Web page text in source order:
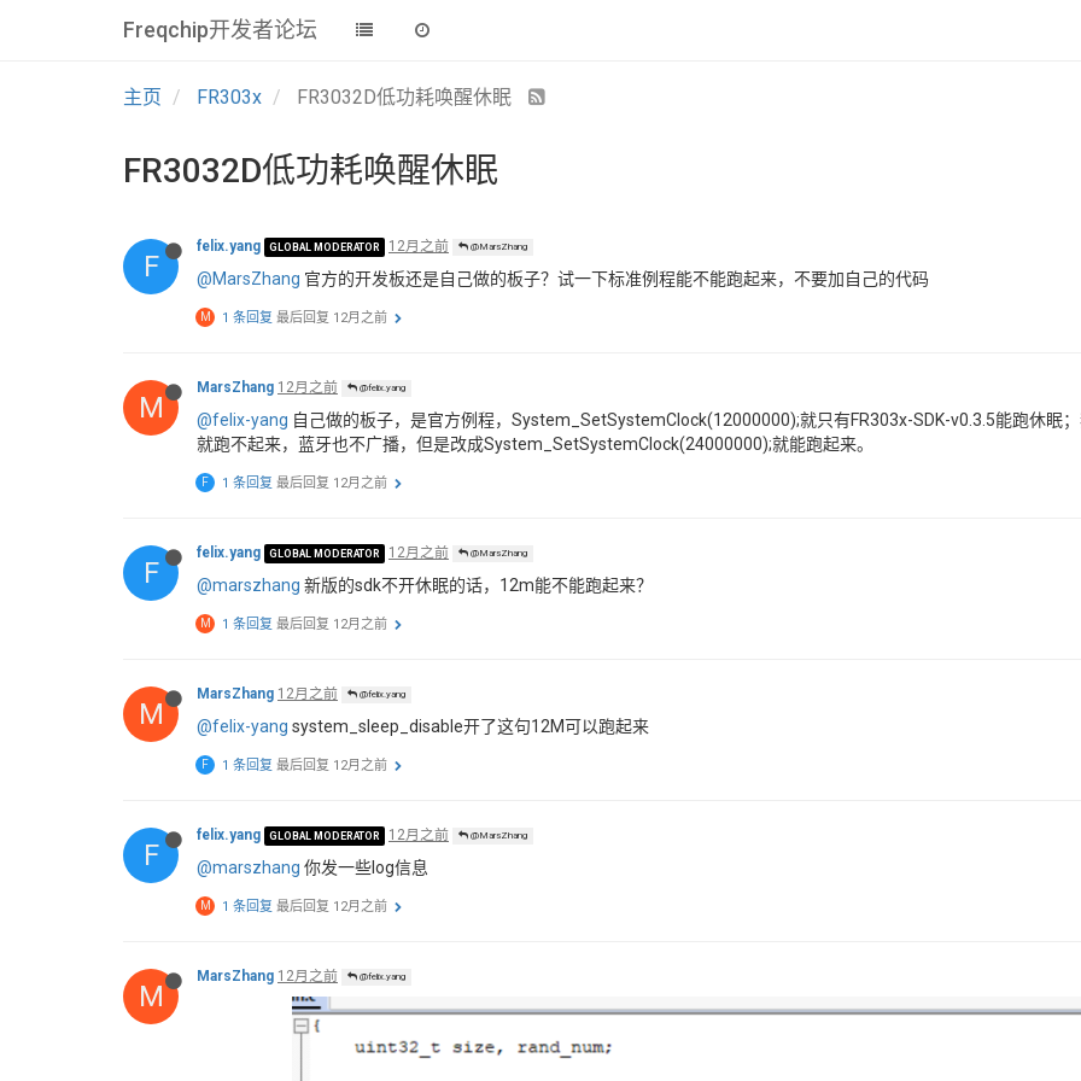
Freqchip开发者论坛
主页 FR303x FR3032D低功耗唤醒休眠
FR3032D低功耗唤醒休眠
F
felix.yang GLOBAL MODERATOR 12月之前 @MarsZhang
@MarsZhang 官方的开发板还是自己做的板子？试一下标准例程能不能跑起来，不要加自己的代码
M 1 条回复 最后回复 12月之前
M
MarsZhang 12月之前 @felix.yang
@felix-yang 自己做的板子，是官方例程，System_SetSystemClock(12000000);就只有FR303x-SDK-v0.3.5能跑休眠
就跑不起来，蓝牙也不广播，但是改成System_SetSystemClock(24000000);就能跑起来。
F 1 条回复 最后回复 12月之前
F
felix.yang GLOBAL MODERATOR 12月之前 @MarsZhang
@marszhang 新版的sdk不开休眠的话，12m能不能跑起来？
M 1 条回复 最后回复 12月之前
M
MarsZhang 12月之前 @felix.yang
@felix-yang system_sleep_disable开了这句12M可以跑起来
F 1 条回复 最后回复 12月之前
F
felix.yang GLOBAL MODERATOR 12月之前 @MarsZhang
@marszhang 你发一些log信息
M 1 条回复 最后回复 12月之前
M
MarsZhang 12月之前 @felix.yang